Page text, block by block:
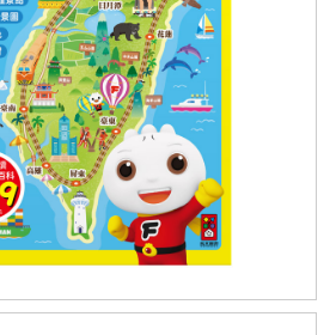
火熱招募中~
點我查看『海外購物流程說明』